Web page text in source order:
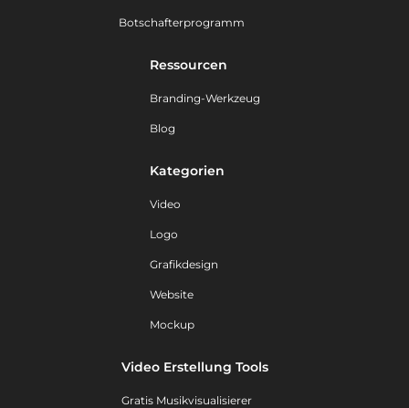
Botschafterprogramm
Ressourcen
Branding-Werkzeug
Blog
Kategorien
Video
Logo
Grafikdesign
Website
Mockup
Video Erstellung Tools
Gratis Musikvisualisierer